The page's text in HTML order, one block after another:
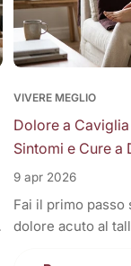
VIVERE MEGLIO
Dolore a
Sintomi e Cure a
9 apr 2026
Fai il primo
dolore acuto al